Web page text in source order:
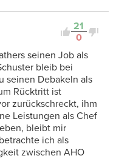
21
0
seinen Job als
bleib bei
seinen Debakeln als
Rücktritt ist
zurückschreckt, ihm
Leistungen als Chef
bleibt mir
ich als
zwischen AHO